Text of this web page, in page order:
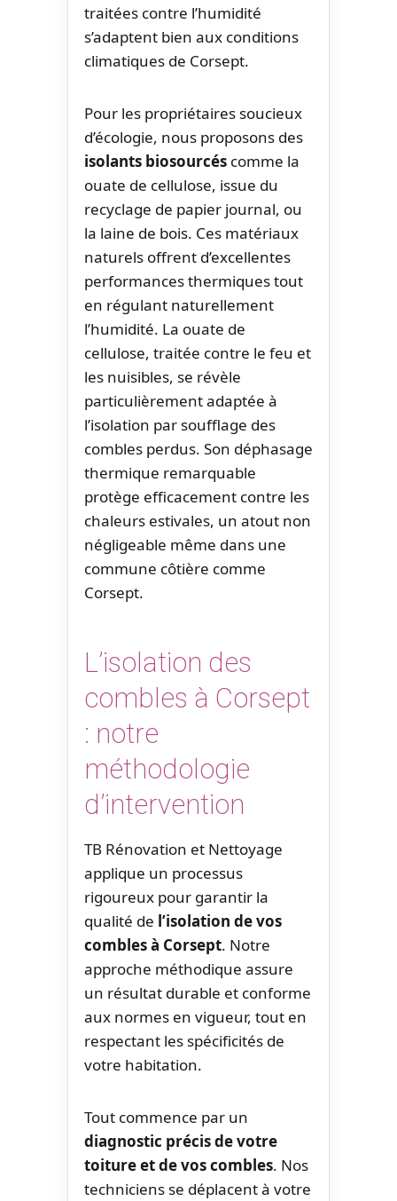
traitées contre l’humidité
s’adaptent bien aux conditions
climatiques de Corsept.
Pour les propriétaires soucieux
d’écologie, nous proposons des
isolants biosourcés comme la
ouate de cellulose, issue du
recyclage de papier journal, ou
la laine de bois. Ces matériaux
naturels offrent d’excellentes
performances thermiques tout
en régulant naturellement
l’humidité. La ouate de
cellulose, traitée contre le feu et
les nuisibles, se révèle
particulièrement adaptée à
l’isolation par soufflage des
combles perdus. Son déphasage
thermique remarquable
protège efficacement contre les
chaleurs estivales, un atout non
négligeable même dans une
commune côtière comme
Corsept.
L’isolation des
combles à Corsept
: notre
méthodologie
d’intervention
TB Rénovation et Nettoyage
applique un processus
rigoureux pour garantir la
qualité de l’isolation de vos
combles à Corsept. Notre
approche méthodique assure
un résultat durable et conforme
aux normes en vigueur, tout en
respectant les spécificités de
votre habitation.
Tout commence par un
diagnostic précis de votre
toiture et de vos combles. Nos
techniciens se déplacent à votre